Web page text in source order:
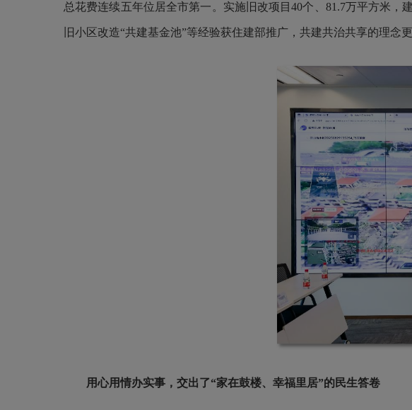
总花费连续五年位居全市第一。实施旧改项目40个、81.7万平方米，
旧小区改造“共建基金池”等经验获住建部推广，共建共治共享的理念
用心用情办实事，交出了“家在鼓楼、幸福里居”的民生答卷